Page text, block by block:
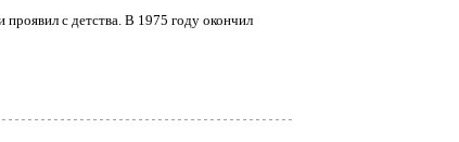
с детства. В 1975 году окончил